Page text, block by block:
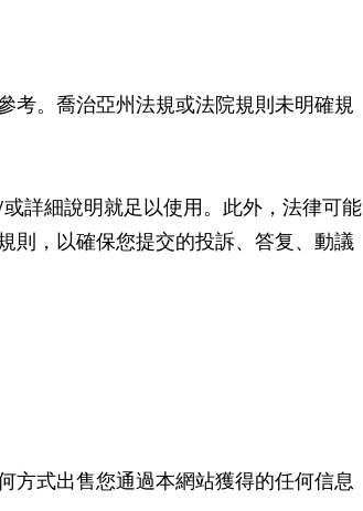
考。喬治亞州法規或法院規則未明確規
詳細說明就足以使用。此外，法律可能
則，以確保您提交的投訴、答复、動議
方式出售您通過本網站獲得的任何信息